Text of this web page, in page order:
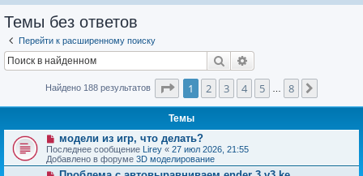
Темы без ответов
Перейти к расширенному поиску
Поиск
Найдено 188 результатов Страница1 из
1 2 3 4 5 8
Темы
Н
о
в
о
модели из игр, что делать?
Последнее сообщение Lirey « 27 июл 2026, 21:55
Добавлено в форуме 3D моделирование
Н